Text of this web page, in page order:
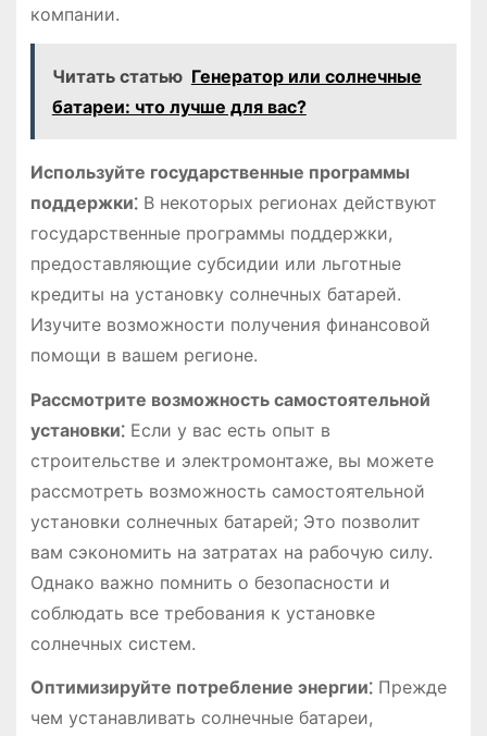
компании.
Читать статью Генератор или солнечные
батареи: что лучше для вас?
Используйте государственные программы
поддержки⁚В некоторых регионах действуют
государственные программы поддержки,
предоставляющие субсидии или льготные
кредиты на установку солнечных батарей.
Изучите возможности получения финансовой
помощи в вашем регионе.
Рассмотрите возможность самостоятельной
установки⁚Если у вас есть опыт в
строительстве и электромонтаже, вы можете
рассмотреть возможность самостоятельной
установки солнечных батарей; Это позволит
вам сэкономить на затратах на рабочую силу.
Однако важно помнить о безопасности и
соблюдать все требования к установке
солнечных систем.
Оптимизируйте потребление энергии⁚Прежде
чем устанавливать солнечные батареи,